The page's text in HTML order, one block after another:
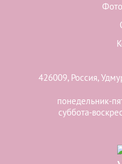
426009, Россия,
понедельник-
суббота-